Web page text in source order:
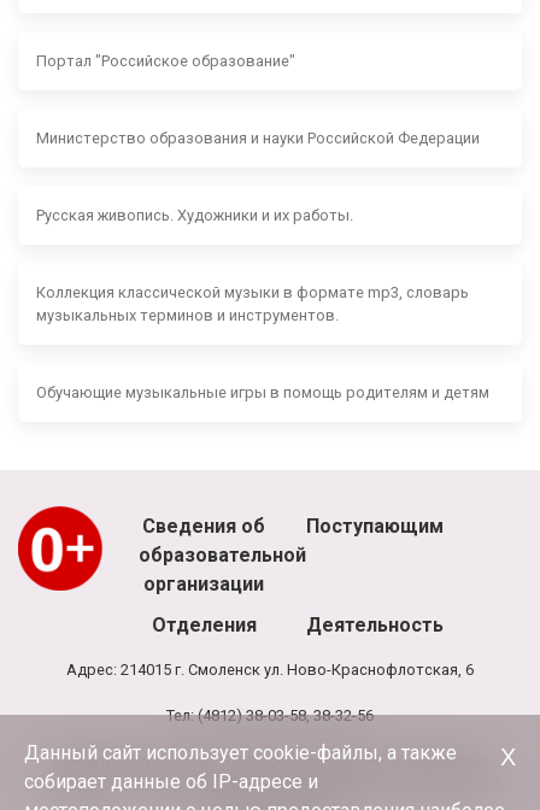
Портал "Российское образование"
Министерство образования и науки Российской Федерации
Русская живопись. Художники и их работы.
Коллекция классической музыки в формате mp3, словарь
музыкальных терминов и инструментов.
Обучающие музыкальные игры в помощь родителям и детям
Сведения об
образовательной
организации
Поступающим
Отделения Деятельность
Адрес: 214015 г. Смоленск ул. Ново-Краснофлотская, 6
Тел: (4812) 38-03-58, 38-32-56
Режим работы школы: 8.00 - 20.00, выходной - воскресенье
Режим работы администрации и бухгалтерии школы: 9.00-17.30,
Данный сайт использует cookie-файлы, а также
собирает данные об IP-адресе и
Х